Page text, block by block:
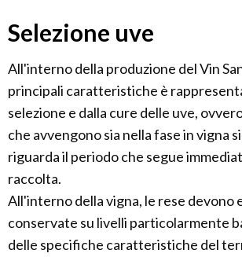
Selezione uve
All'interno della produzione del Vin
principali caratteristiche è
selezione e dalla cure delle uve,
che avvengono sia nella fase in vigna
riguarda il periodo che segue
raccolta.
All'interno della vigna, le rese devono
conservate su livelli particolarmente
delle specifiche caratteristiche del